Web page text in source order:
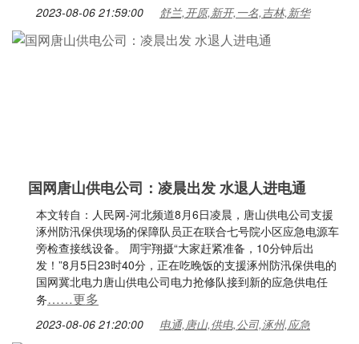
2023-08-06 21:59:00 舒兰,开原,新开,一名,吉林,新华
国网唐山供电公司：凌晨出发 水退人进电通
本文转自：人民网-河北频道8月6日凌晨，唐山供电公司支援
涿州防汛保供现场的保障队员正在联合七号院小区应急电源车
旁检查接线设备。 周宇翔摄“大家赶紧准备，10分钟后出
发！”8月5日23时40分，正在吃晚饭的支援涿州防汛保供电的
国网冀北电力唐山供电公司电力抢修队接到新的应急供电任
务……更多
2023-08-06 21:20:00 电通,唐山,供电,公司,涿州,应急